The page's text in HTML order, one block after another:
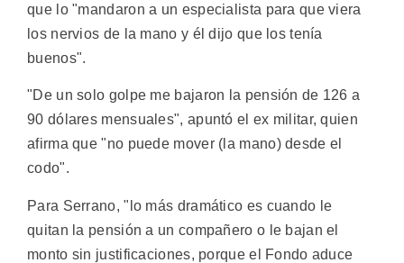
que lo "mandaron a un especialista para que viera
los nervios de la mano y él dijo que los tenía
buenos".
"De un solo golpe me bajaron la pensión de 126 a
90 dólares mensuales", apuntó el ex militar, quien
afirma que "no puede mover (la mano) desde el
codo".
Para Serrano, "lo más dramático es cuando le
quitan la pensión a un compañero o le bajan el
monto sin justificaciones, porque el Fondo aduce